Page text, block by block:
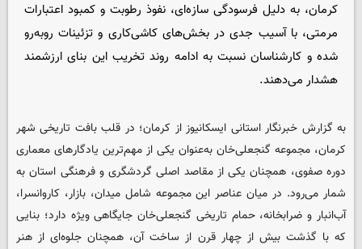
کرمان، به دلیل فرسودگی سازه‌ای، نفوذ رطوبت و کمبود اعتبارات
مرمتی، با آسیب جدی در بخش‌های کاشی‌کاری و تزئینات روبه‌رو
شده و کارشناسان نسبت به ادامه روند تخریب این بنای ارزشمند
هشدار می‌دهند.
به گزارش خبرنگار استانی ایسکانیوز از کرمان؛ در قلب بافت تاریخی شهر
کرمان، مجموعه گنجعلی‌خان به‌عنوان یکی از مهم‌ترین یادگارهای معماری
دوره صفوی، همچنان یکی از مقاصد اصلی گردشگری و فرهنگی استان به
شمار می‌رود. در میان عناصر این مجموعه شامل میدان، بازار، کاروانسرا،
آب‌انبار و ضرابخانه، حمام تاریخی گنجعلی‌خان جایگاهی ویژه دارد؛ بنایی
که با گذشت بیش از چهار قرن از ساخت آن، همچنان جلوه‌ای از هنر